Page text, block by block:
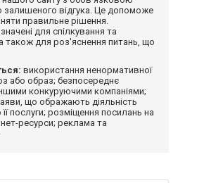
залишеного відгука. Це допоможе
правильне рішення.
для спілкування та
також для роз'яснення питань, що
використання ненормативної
або образ; безпосереднє
конкуруючими компаніями;
що ображають діяльність
її послуги; розміщення посилань на
ресурси; реклама та